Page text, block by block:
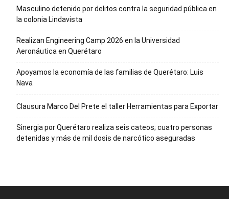
Masculino detenido por delitos contra la seguridad pública en
la colonia Lindavista
Realizan Engineering Camp 2026 en la Universidad
Aeronáutica en Querétaro
Apoyamos la economía de las familias de Querétaro: Luis
Nava
Clausura Marco Del Prete el taller Herramientas para Exportar
Sinergia por Querétaro realiza seis cateos; cuatro personas
detenidas y más de mil dosis de narcótico aseguradas